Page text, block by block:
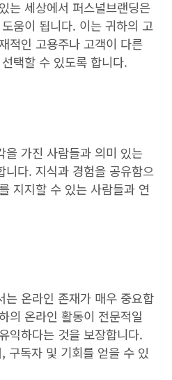
는 세상에서 퍼스널브랜딩은
움이 됩니다. 이는 귀하의 고
적인 고용주나 고객이 다른
택할 수 있도록 합니다.
을 가진 사람들과 의미 있는
니다. 지식과 경험을 공유함으
지지할 수 있는 사람들과 연
는 온라인 존재가 매우 중요합
의 온라인 활동이 전문적일
익하다는 것을 보장합니다.
구독자 및 기회를 얻을 수 있